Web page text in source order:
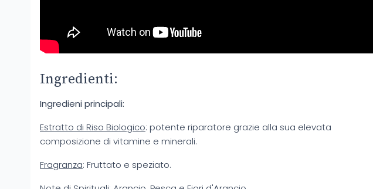
Ingredienti:
Ingredieni principali:
Estratto di Riso Biologico: potente riparatore grazie alla sua elevata
composizione di vitamine e minerali.
Fragranza: Fruttato e speziato.